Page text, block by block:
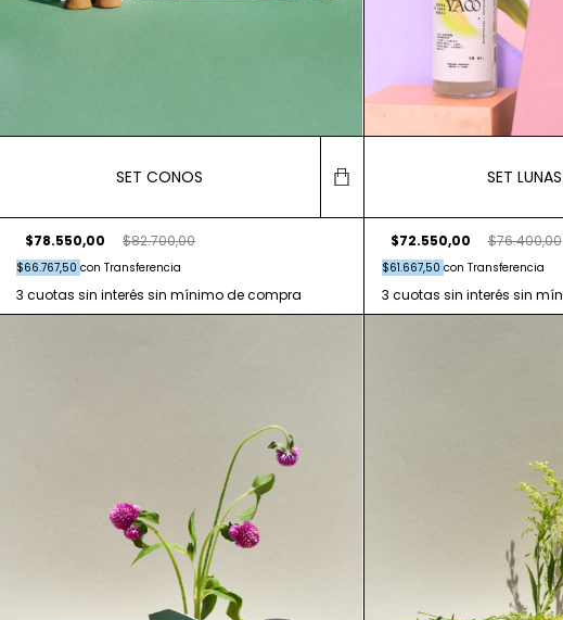
SET CONOS
$78.550,00 $82.700,00
$66.767,50 con Transferencia
SET LUNAS
$72.550,00 $76.400,00
$61.667,50 con Transferencia